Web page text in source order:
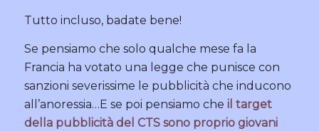
Tutto incluso, badate bene!
Se pensiamo che solo qualche mese fa la
Francia ha votato una legge che punisce con
sanzioni severissime le pubblicità che inducono
all’anoressia…E se poi pensiamo che il target
della pubblicità del CTS sono proprio giovani